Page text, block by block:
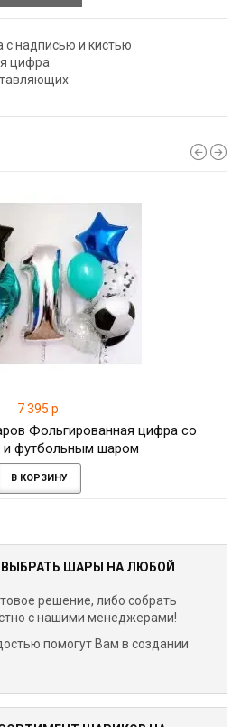
с надписью и кистью
цифра
7 395 р.
Фольгированная цифра со
и футбольным шаром
В КОРЗИНУ
ШАРЫ НА ЛЮБОЙ
решение, либо собрать
с нашими менеджерами!
помогут Вам в создании